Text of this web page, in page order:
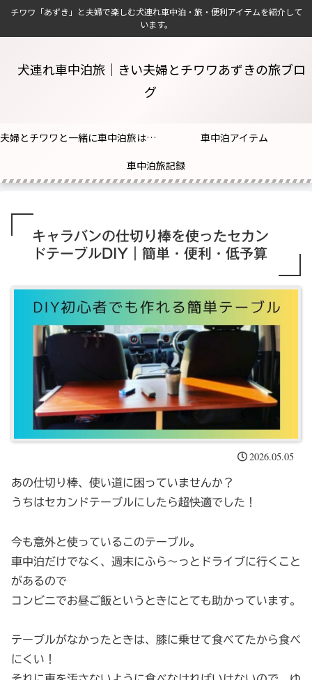
チワワ「あずき」と夫婦で楽しむ犬連れ車中泊・旅・便利アイテムを紹介して
います。
犬連れ車中泊旅｜きい夫婦とチワワあずきの旅ブロ
グ
夫婦とチワワと一緒に車中泊旅はじめました！
車中泊アイテム
車中泊旅記録
キャラバンの仕切り棒を使ったセカン
ドテーブルDIY｜簡単・便利・低予算
2026.05.05
あの仕切り棒、使い道に困っていませんか？
うちはセカンドテーブルにしたら超快適でした！
今も意外と使っているこのテーブル。
車中泊だけでなく、週末にふら〜っとドライブに行くこと
があるので
コンビニでお昼ご飯というときにとても助かっています。
テーブルがなかったときは、膝に乗せて食べてたから食べ
にくい！